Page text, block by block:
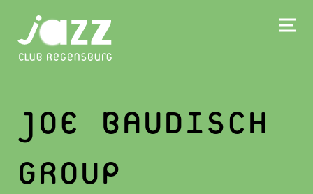
JOE BAUDISCH
GROUP